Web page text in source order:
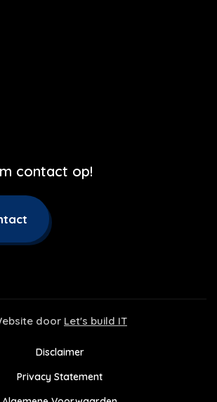
contact op!
door Let's build IT
Disclaimer
Privacy Statement